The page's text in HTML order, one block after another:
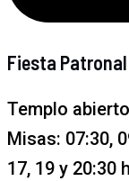
Fiesta Patronal
Templo
Misas: 07:30,
17, 19 y 20:30